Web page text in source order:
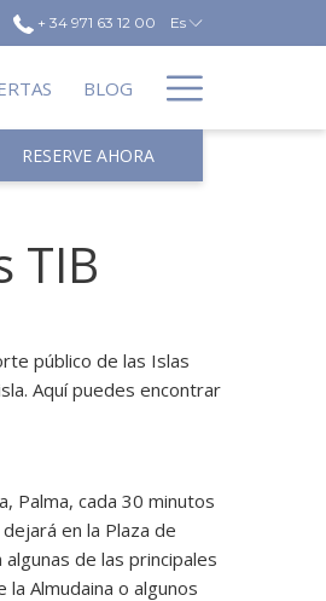
+ 34 971 63 12 00 Es
BLOG Menu
RESERVE AHORA
TIB
público de las Islas
Aquí puedes encontrar
Palma, cada 30 minutos
en la Plaza de
de las principales
Almudaina o algunos